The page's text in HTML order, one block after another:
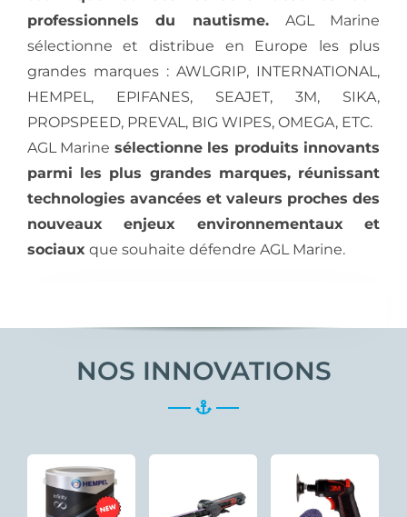
professionnels du nautisme. AGL Marine
sélectionne et distribue en Europe les plus
grandes marques : AWLGRIP, INTERNATIONAL,
HEMPEL, EPIFANES, SEAJET, 3M, SIKA,
PROPSPEED, PREVAL, BIG WIPES, OMEGA, ETC.
AGL Marine sélectionne les produits innovants
parmi les plus grandes marques, réunissant
technologies avancées et valeurs proches des
nouveaux enjeux environnementaux et
sociauxque souhaite défendre AGL Marine.
NOS INNOVATIONS